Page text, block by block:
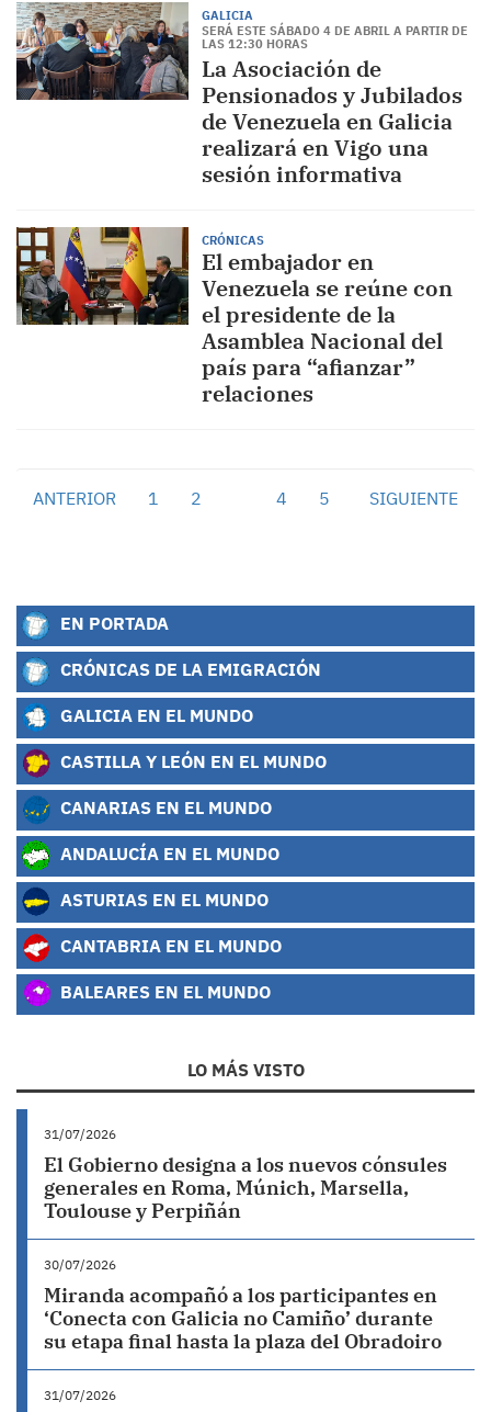
GALICIA
SERÁ ESTE SÁBADO 4 DE ABRIL A PARTIR DE
LAS 12:30 HORAS
La Asociación de
Pensionados y Jubilados
de Venezuela en Galicia
realizará en Vigo una
sesión informativa
CRÓNICAS
El embajador en
Venezuela se reúne con
el presidente de la
Asamblea Nacional del
país para “afianzar”
relaciones
ANTERIOR 1 2 4 5 SIGUIENTE
EN PORTADA
CRÓNICAS DE LA EMIGRACIÓN
GALICIA EN EL MUNDO
CASTILLA Y LEÓN EN EL MUNDO
CANARIAS EN EL MUNDO
ANDALUCÍA EN EL MUNDO
ASTURIAS EN EL MUNDO
CANTABRIA EN EL MUNDO
BALEARES EN EL MUNDO
LO MÁS VISTO
31/07/2026
El Gobierno designa a los nuevos cónsules
generales en Roma, Múnich, Marsella,
Toulouse y Perpiñán
30/07/2026
Miranda acompañó a los participantes en
‘Conecta con Galicia no Camiño’ durante
su etapa final hasta la plaza del Obradoiro
31/07/2026